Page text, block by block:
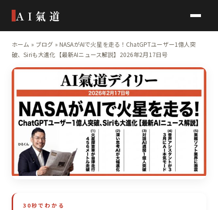
AI氣道
ホーム » ブログ » NASAがAIで火星を走る！ChatGPTユーザー1億人突
破、Siriも大進化【最新AIニュース解説】2026年2月17日号
30秒でわかる